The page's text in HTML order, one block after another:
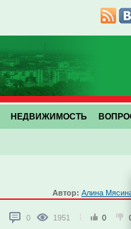
НЕДВИЖИМОСТЬ
Автор: Алина
0 1951 0